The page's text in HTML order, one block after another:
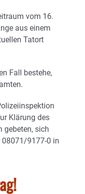
vom 16.
aus einem
Tatort
Fall bestehe,
Klärung des
gebeten, sich
08071/9177-0 in